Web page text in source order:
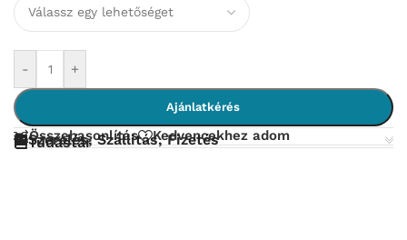
- +
Ajánlatkérés
Összehasonlítás Kedvencekhez adom
Szerelés, Szállítás, Fizetés
Tudástár